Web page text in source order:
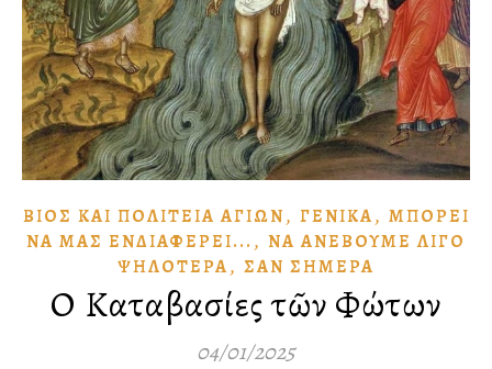
ΒΊΟΣ ΚΑῚ ΠΟΛΙΤΕΊΑ ἉΓΊΩΝ, ΓΕΝΙΚΆ, ΜΠΟΡΕΙ͂
ΝᾺ ΜΑ͂Σ ἘΝΔΙΑΦΈΡΕΙ... , ΝᾺ ἈΝΕΒΟΥ͂ΜΕ ΛΊΓΟ
ΨΗΛΌΤΕΡΑ, ΣᾺΝ ΣΉΜΕΡΑ
Οἱ Καταβασίες τῶν Φώτων
04/01/2025